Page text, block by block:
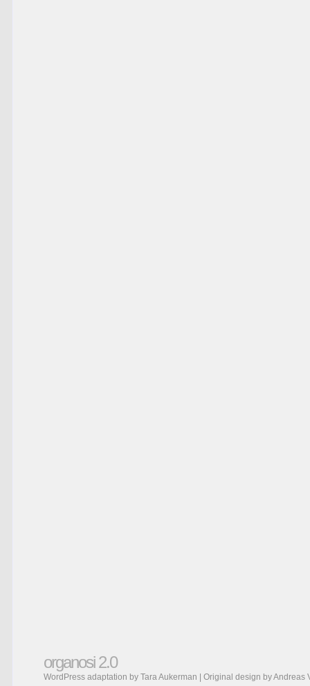
organosi 2.0
WordPress adaptation by Tara Aukerman | Original design byAndreas